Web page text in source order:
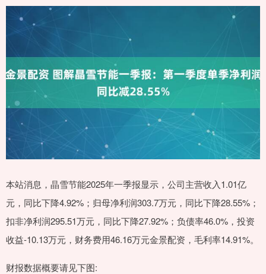
本站消息，晶雪节能2025年一季报显示，公司主营收入1.01亿
元，同比下降4.92%；归母净利润303.7万元，同比下降28.55%；
扣非净利润295.51万元，同比下降27.92%；负债率46.0%，投资
收益-10.13万元，财务费用46.16万元金景配资，毛利率14.91%。
财报数据概要请见下图: